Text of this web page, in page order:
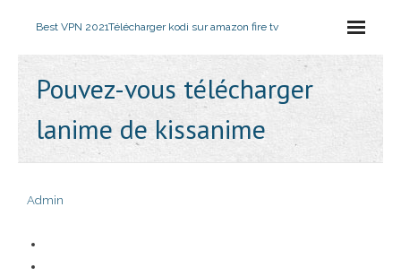
Best VPN 2021Télécharger kodi sur amazon fire tv
Pouvez-vous télécharger
lanime de kissanime
Admin